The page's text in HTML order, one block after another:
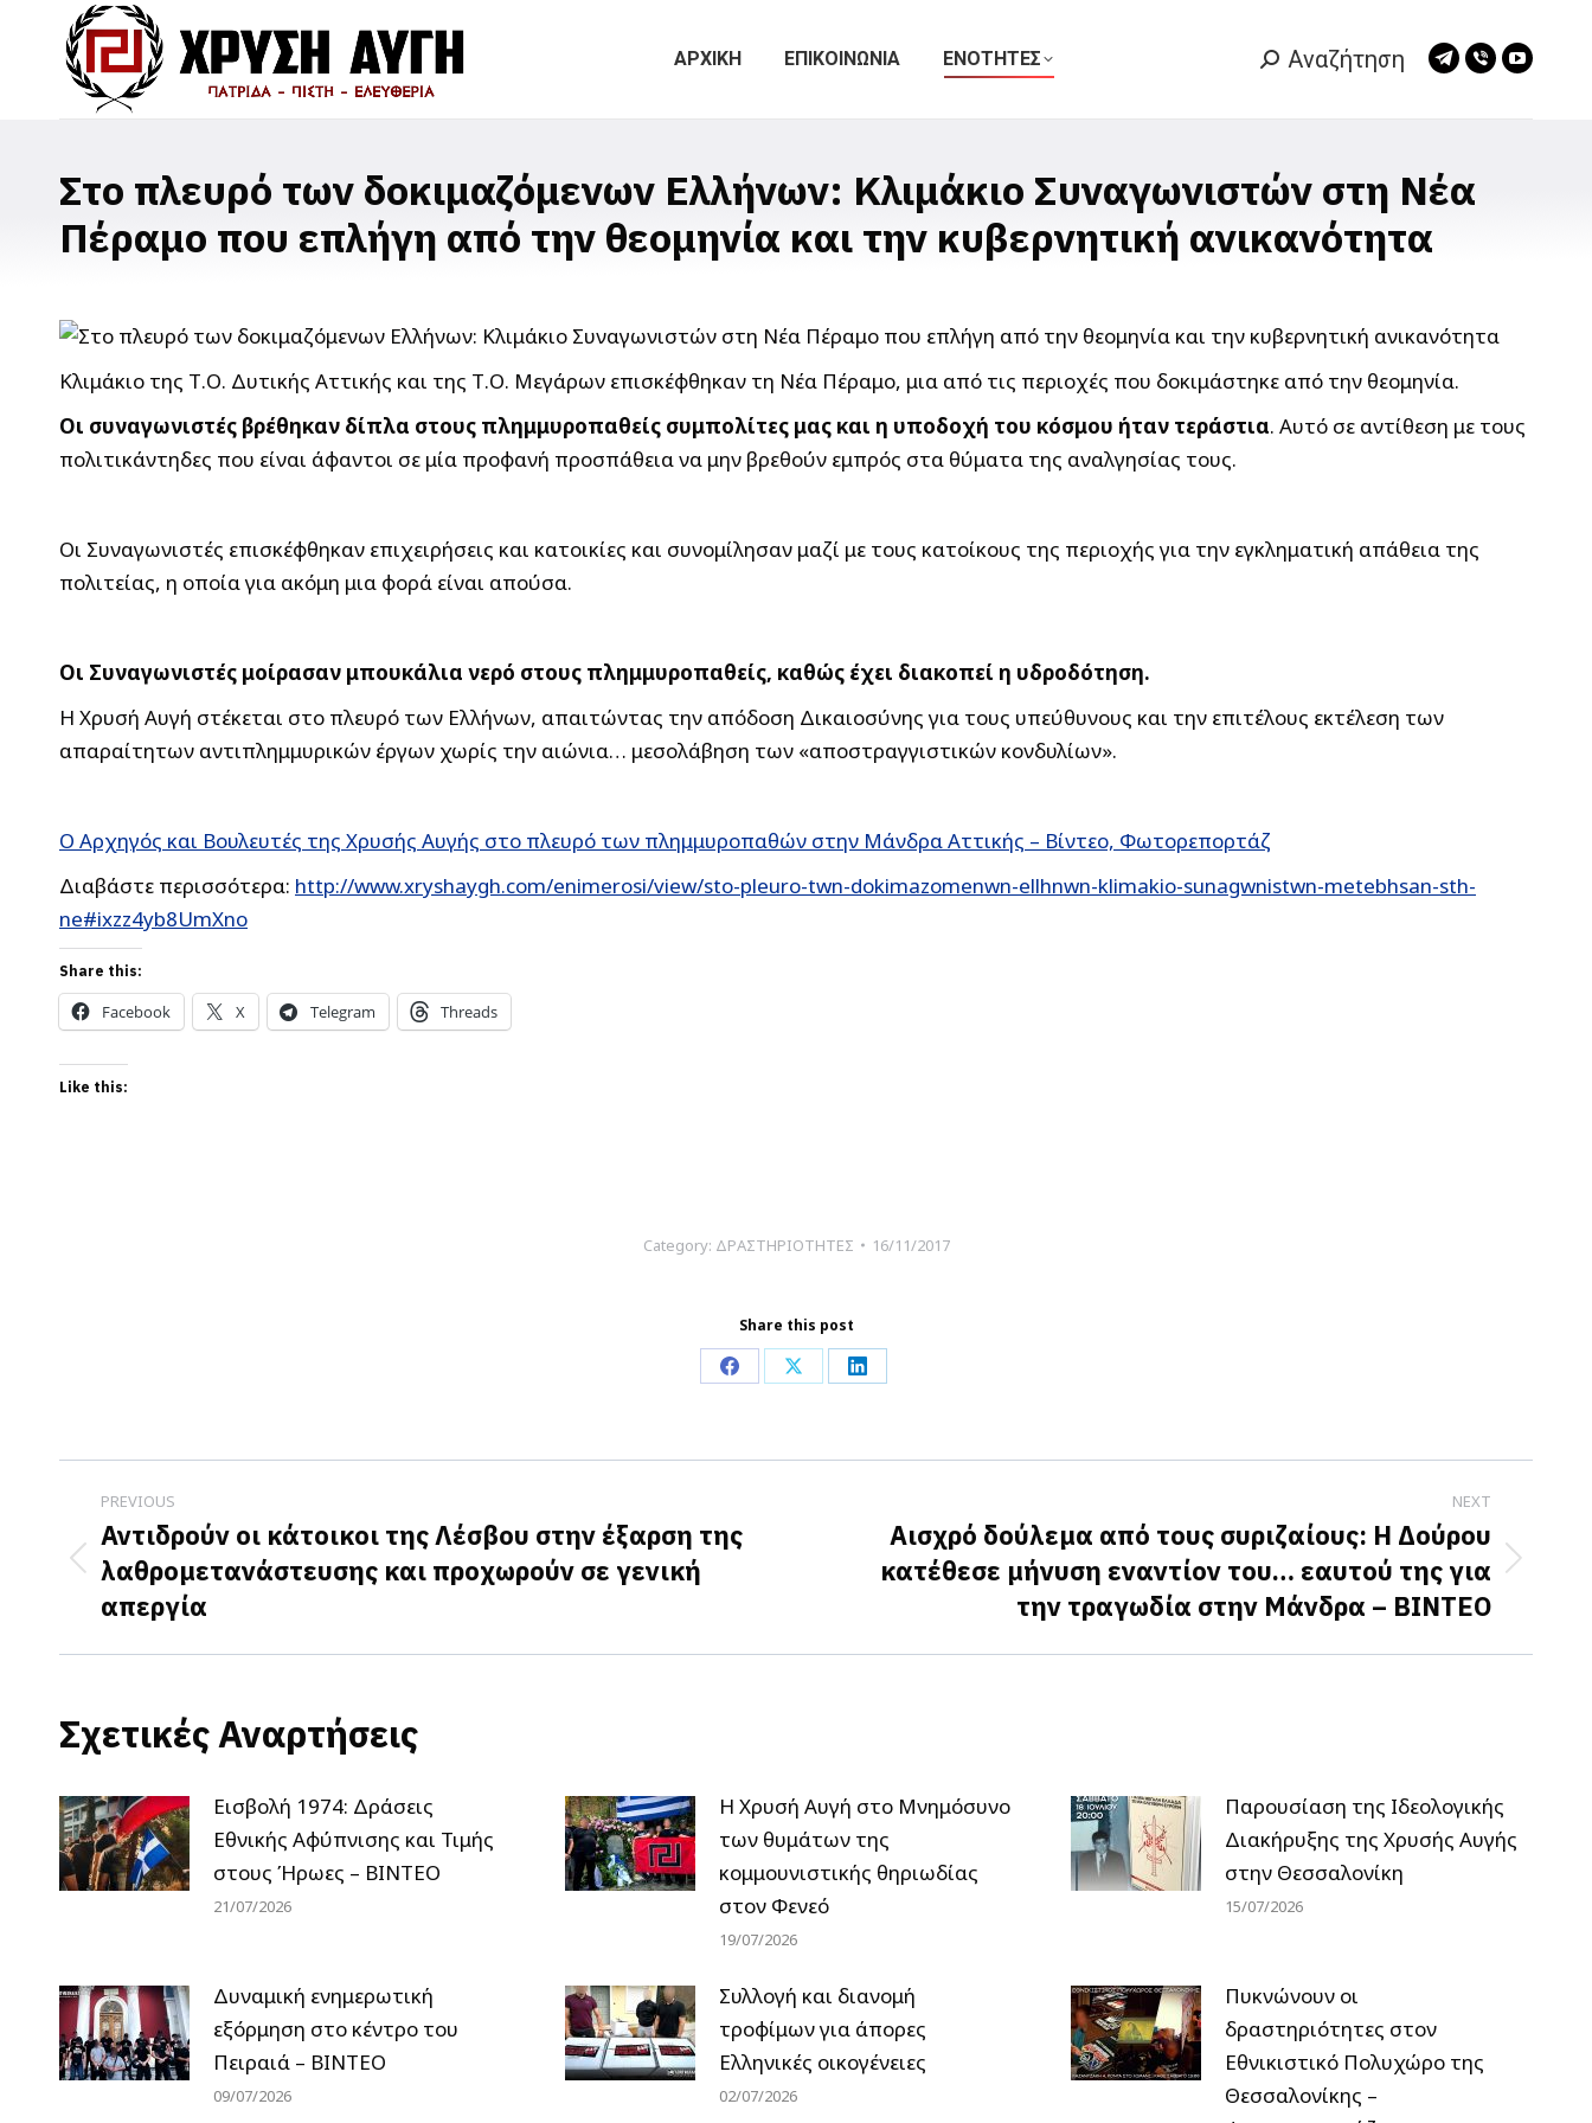
ΑΡΧΙΚΗ ΕΠΙΚΟΙΝΩΝΙΑ ΕΝΟΤΗΤΕΣ Search:
Αναζήτηση
Telegram
new
Viber
Στο πλευρό των δοκιμαζόμενων Ελλήνων: Κλιμάκιο Συναγωνιστών στη Νέα
Πέραμο που επλήγη από την θεομηνία και την κυβερνητική ανικανότητα
Κλιμάκιο της Τ.Ο. Δυτικής Αττικής και της Τ.Ο. Μεγάρων επισκέφθηκαν τη Νέα Πέραμο, μια από τις περιοχές που δοκιμάστηκε από την θεομηνία.
Οι συναγωνιστές βρέθηκαν δίπλα στους πλημμυροπαθείς συμπολίτες μας και η υποδοχή του κόσμου ήταν τεράστια. Αυτό σε αντίθεση με τους
πολιτικάντηδες που είναι άφαντοι σε μία προφανή προσπάθεια να μην βρεθούν εμπρός στα θύματα της αναλγησίας τους.
Οι Συναγωνιστές επισκέφθηκαν επιχειρήσεις και κατοικίες και συνομίλησαν μαζί με τους κατοίκους της περιοχής για την εγκληματική απάθεια της
πολιτείας, η οποία για ακόμη μια φορά είναι απούσα.
Οι Συναγωνιστές μοίρασαν μπουκάλια νερό στους πλημμυροπαθείς, καθώς έχει διακοπεί η υδροδότηση.
Η Χρυσή Αυγή στέκεται στο πλευρό των Ελλήνων, απαιτώντας την απόδοση Δικαιοσύνης για τους υπεύθυνους και την επιτέλους εκτέλεση των
απαραίτητων αντιπλημμυρικών έργων χωρίς την αιώνια… μεσολάβηση των «αποστραγγιστικών κονδυλίων».
Ο Αρχηγός και Βουλευτές της Χρυσής Αυγής στο πλευρό των πλημμυροπαθών στην Μάνδρα Αττικής – Βίντεο, Φωτορεπορτάζ
Διαβάστε περισσότερα: http://www.xryshaygh.com/enimerosi/view/sto-pleuro-twn-dokimazomenwn-ellhnwn-klimakio-sunagwnistwn-metebhsan-sth-
ne#ixzz4yb8UmXno
Share this:
Facebook X Telegram Threads
Like this:
Category: ΔΡΑΣΤΗΡΙΟΤΗΤΕΣ 16/11/2017
Share this post
Share
Facebook
Share
X
Share
LinkedIn
Post
navigation
PREVIOUS
Previous
post:
Αντιδρούν οι κάτοικοι της Λέσβου στην έξαρση της
λαθρομετανάστευσης και προχωρούν σε γενική
απεργία
NEXT
Αισχρό δούλεμα από τους συριζαίους: Η Δούρου
κατέθεσε μήνυση εναντίον του… εαυτού της για
την τραγωδία στην Μάνδρα – BINTEO
Σχετικές Αναρτήσεις
Εισβολή 1974: Δράσεις
Εθνικής Αφύπνισης και Τιμής
στους Ήρωες – ΒΙΝΤΕΟ
21/07/2026
Η Χρυσή Αυγή στο Μνημόσυνο
των θυμάτων της
κομμουνιστικής θηριωδίας
στον Φενεό
19/07/2026
Παρουσίαση της Ιδεολογικής
Διακήρυξης της Χρυσής Αυγής
στην Θεσσαλονίκη
15/07/2026
Δυναμική ενημερωτική
εξόρμηση στο κέντρο του
Πειραιά – ΒΙΝΤΕΟ
09/07/2026
Συλλογή και διανομή
τροφίμων για άπορες
Ελληνικές οικογένειες
02/07/2026
Πυκνώνουν οι
δραστηριότητες στον
Εθνικιστικό Πολυχώρο της
Θεσσαλονίκης –